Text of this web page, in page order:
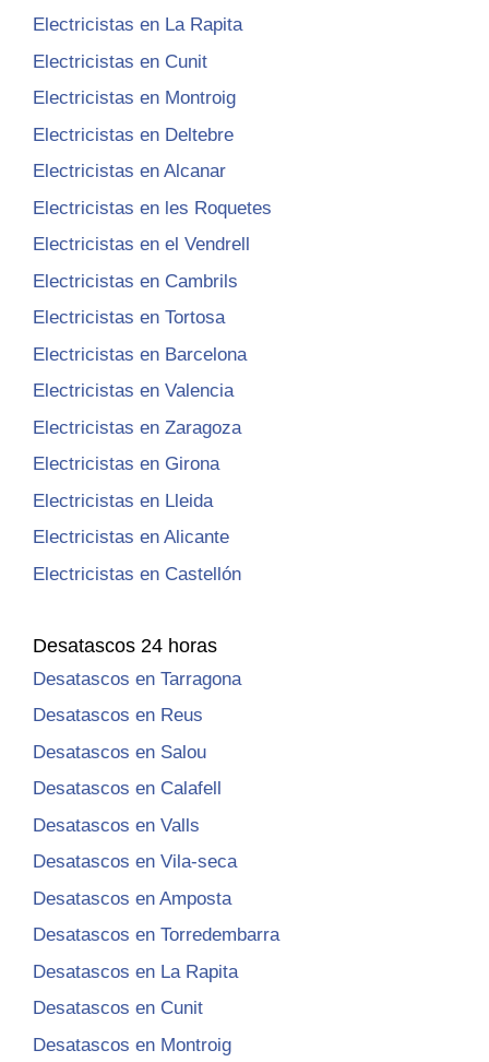
Electricistas en La Rapita
Electricistas en Cunit
Electricistas en Montroig
Electricistas en Deltebre
Electricistas en Alcanar
Electricistas en les Roquetes
Electricistas en el Vendrell
Electricistas en Cambrils
Electricistas en Tortosa
Electricistas en Barcelona
Electricistas en Valencia
Electricistas en Zaragoza
Electricistas en Girona
Electricistas en Lleida
Electricistas en Alicante
Electricistas en Castellón
Desatascos 24 horas
Desatascos en Tarragona
Desatascos en Reus
Desatascos en Salou
Desatascos en Calafell
Desatascos en Valls
Desatascos en Vila-seca
Desatascos en Amposta
Desatascos en Torredembarra
Desatascos en La Rapita
Desatascos en Cunit
Desatascos en Montroig